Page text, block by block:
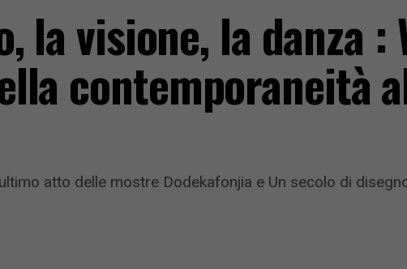
visione, la danza :
contemporaneità
atto delle mostre Dodekafonjia e Un secolo di